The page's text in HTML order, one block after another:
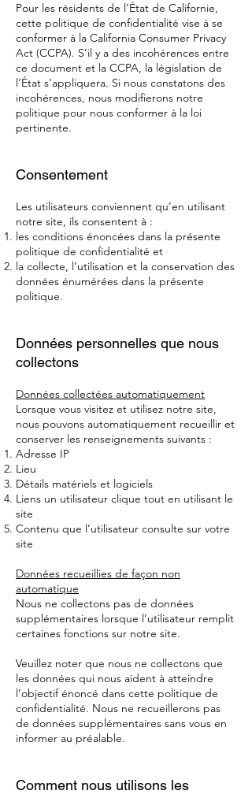
Pour les résidents de l’État de Californie,
cette politique de confidentialité vise à se
conformer à la California Consumer Privacy
Act (CCPA). S’il y a des incohérences entre
ce document et la CCPA, la législation de
l’État s’appliquera. Si nous constatons des
incohérences, nous modifierons notre
politique pour nous conformer à la loi
pertinente.
Consentement
Les utilisateurs conviennent qu’en utilisant
notre site, ils consentent à :
les conditions énoncées dans la présente
politique de confidentialité et
la collecte, l’utilisation et la conservation des
données énumérées dans la présente
politique.
Données personnelles que nous
collectons
Données collectées automatiquement
Lorsque vous visitez et utilisez notre site,
nous pouvons automatiquement recueillir et
conserver les renseignements suivants :
Adresse IP
Lieu
Détails matériels et logiciels
Liens un utilisateur clique tout en utilisant le
site
Contenu que l’utilisateur consulte sur votre
site
Données recueillies de façon non
automatique
Nous ne collectons pas de données
supplémentaires lorsque l’utilisateur remplit
certaines fonctions sur notre site.
Veuillez noter que nous ne collectons que
les données qui nous aident à atteindre
l’objectif énoncé dans cette politique de
confidentialité. Nous ne recueillerons pas
de données supplémentaires sans vous en
informer au préalable.
Comment nous utilisons les